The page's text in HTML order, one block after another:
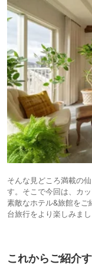
そんな見どころ満載の
す。そこで今回は、カ
素敵なホテル&旅館を
台旅行をより楽しみま
これからご紹介